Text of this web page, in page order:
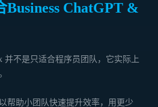
Business ChatGPT &
并不是只适合程序员团队，它实际上
帮助小团队快速提升效率，用更少